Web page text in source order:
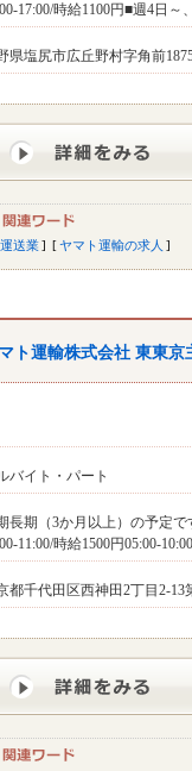
17:00/時給1100円■週4日
県塩尻市広丘野村字角前
運送業 ヤマト運輸の求人
ト運輸株式会社 東東京
バイト・パート
長期（3か月以上）の予定
11:00/時給1500円05:00-
都千代田区西神田2丁目2-13